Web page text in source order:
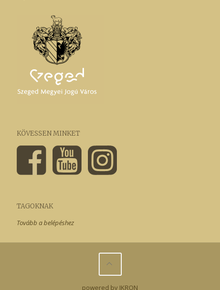
KÖVESSEN MINKET
TAGOKNAK
Tovább a belépéshez
powered by IKRON